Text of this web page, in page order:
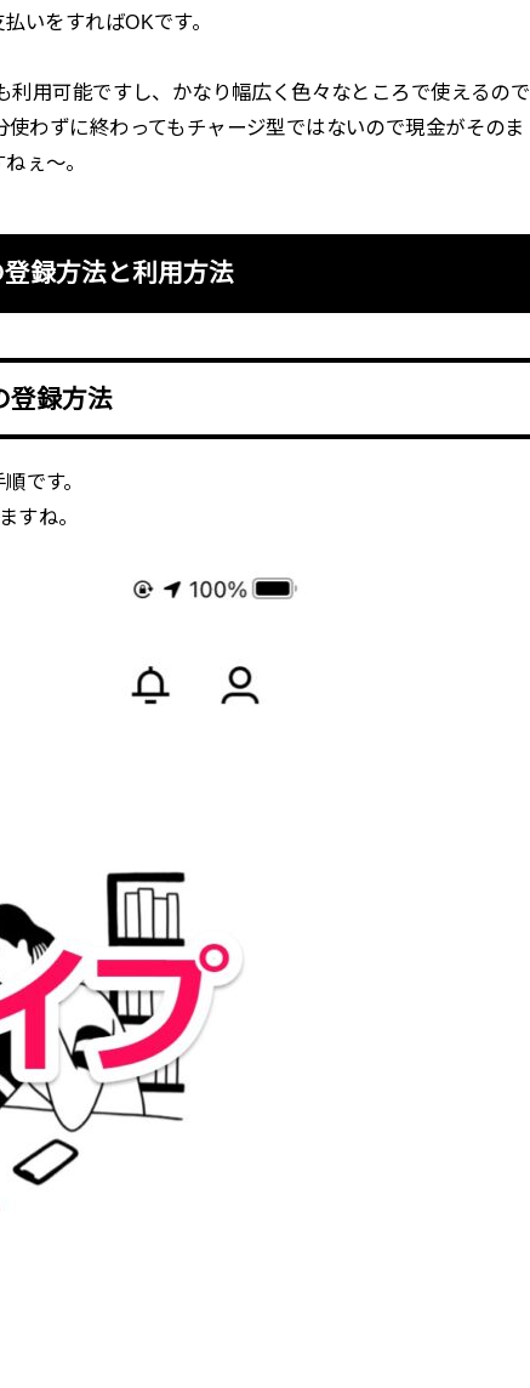
いをすればOKです。
用可能ですし、かなり幅広く色々なところで使えるので
わずに終わってもチャージ型ではないので現金がそのま
ぇ～。
録方法と利用方法
録方法
です。
すね。